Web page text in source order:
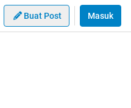
Buat Post Masuk